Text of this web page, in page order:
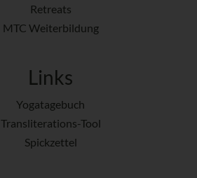
Retreats
MTC Weiterbildung
Links
Yogatagebuch
Transliterations-Tool
Spickzettel